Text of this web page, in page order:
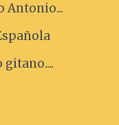
Antonio...